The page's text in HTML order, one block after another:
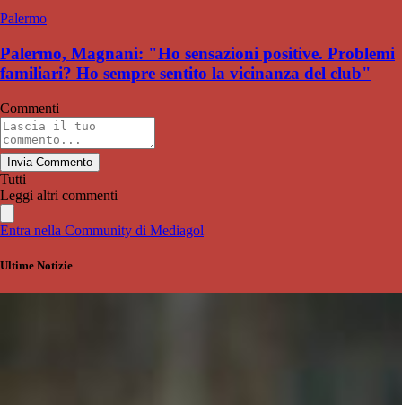
Palermo
Palermo, Magnani: "Ho sensazioni positive. Problemi
familiari? Ho sempre sentito la vicinanza del club"
Commenti
Invia Commento
Tutti
Leggi altri commenti
Entra nella Community di Mediagol
Ultime Notizie